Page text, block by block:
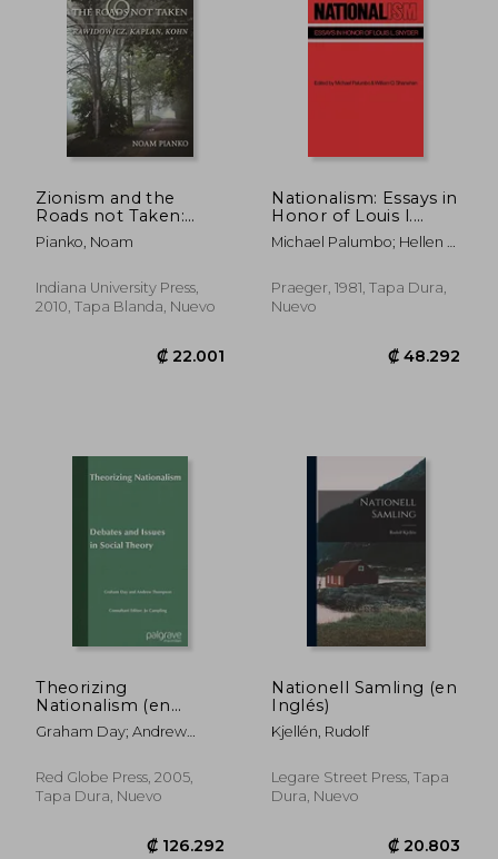
₡ 44.448 ₡
₡ 24.207
Zionism and the
Roads not Taken:
Rawidowicz, Kaplan,
Kohn (The Modern
(en Inglés)
Pianko, Noam
Indiana University Press,
2010, Tapa Blanda, Nuevo
Nationalism: Essays in
Honor of Louis l.
Snyder (en Inglés)
Michael Palumbo; Hellen K.
Praeger, 1981, Tapa Dura,
Nuevo
Theorizing
Nationalism (en
Inglés)
Graham Day; Andrew
Red Globe Press, 2005,
Tapa Dura, Nuevo
Nationell Samling (en
Inglés)
Kjellén, Rudolf
Legare Street Press, Tapa
Dura, Nuevo